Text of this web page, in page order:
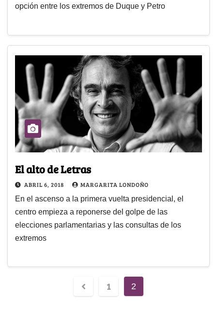
opción entre los extremos de Duque y Petro
El alto de Letras
ABRIL 6, 2018 MARGARITA LONDOÑO
En el ascenso a la primera vuelta presidencial, el
centro empieza a reponerse del golpe de las
elecciones parlamentarias y las consultas de los
extremos
1 2